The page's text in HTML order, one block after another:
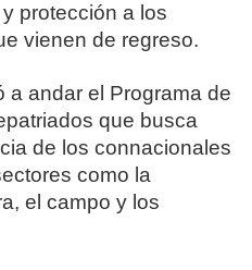
protección a los
vienen de regreso.
a andar el Programa de
que busca
de los connacionales
como la
el campo y los